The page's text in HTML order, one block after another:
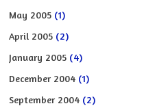
May 2005 (1)
April 2005 (2)
January 2005 (4)
December 2004 (1)
September 2004 (2)